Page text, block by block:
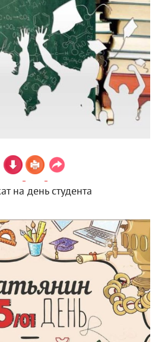
на день студента